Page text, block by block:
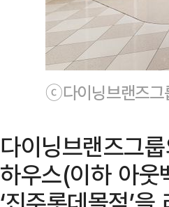
ⓒ다이닝브랜즈그
다이닝브랜즈그
하우스(이하 아